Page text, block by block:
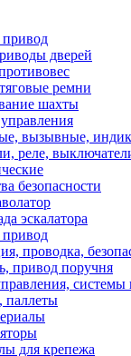
дверей
ремни
шахты
вызывные,
реле,
безопасности
эскалатора
проводка,
привод поручня
системы
паллеты
для крепежа